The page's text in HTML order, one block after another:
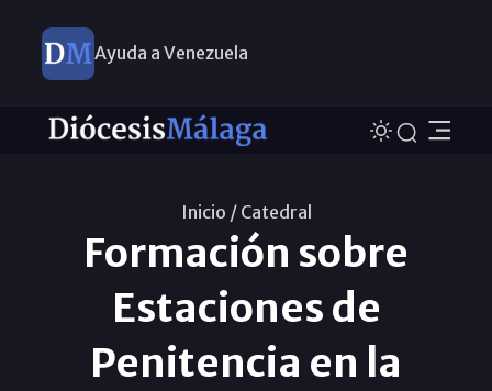
Ayuda a Venezuela
Inicio / Catedral
Formación sobre
Estaciones de
Penitencia en la